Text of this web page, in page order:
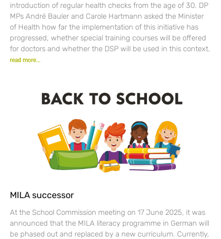
introduction of regular health checks from the age of 30. DP
MPs André Bauler and Carole Hartmann asked the Minister
of Health how far the implementation of this initiative has
progressed, whether special training courses will be offered
for doctors and whether the DSP will be used in this context.
read more...
MILA successor
At the School Commission meeting on 17 June 2025, it was
announced that the MILA literacy programme in German will
be phased out and replaced by a new curriculum. Currently,